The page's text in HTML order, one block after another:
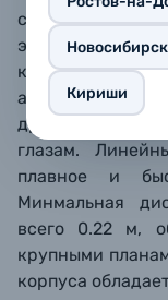
Новосибирск
Кириши
элемент
корпусе
автофокуса,
другие
глазам.
плавное и
Минмальная
всего 0.22 м,
крупными
корпуса